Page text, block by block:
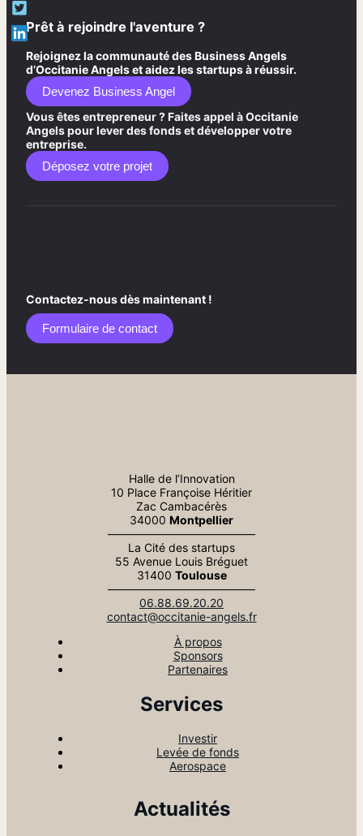
Prêt à rejoindre l'aventure ?
Rejoignez la communauté des Business Angels
d’Occitanie Angels et aidez les startups à réussir.
Devenez Business Angel
Vous êtes entrepreneur ? Faites appel à Occitanie
Angels pour lever des fonds et développer votre
entreprise.
Déposez votre projet
Contactez-nous dès maintenant !
Formulaire de contact​
Halle de l’Innovation
10 Place Françoise Héritier
Zac Cambacérès
34000 Montpellier
—————————————
La Cité des startups
55 Avenue Louis Bréguet
31400 Toulouse
—————————————
06.88.69.20.20
contact@occitanie-angels.fr
À propos
Sponsors
Partenaires
Services
Investir
Levée de fonds
Aerospace
Actualités